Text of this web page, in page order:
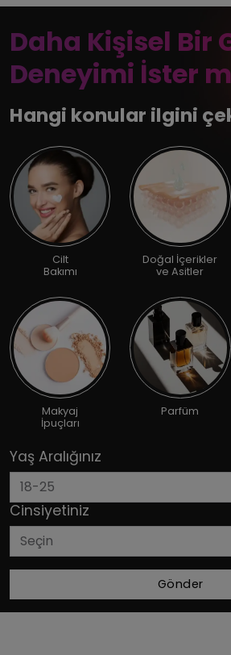
Daha Kişisel Bir
Deneyimi İster
Hangi konular ilgini
Cilt
Bakımı
Doğal İçerikler
ve Asitler
Makyaj
İpuçları
Parfüm
Yaş Aralığınız
Cinsiyetiniz
Gönder